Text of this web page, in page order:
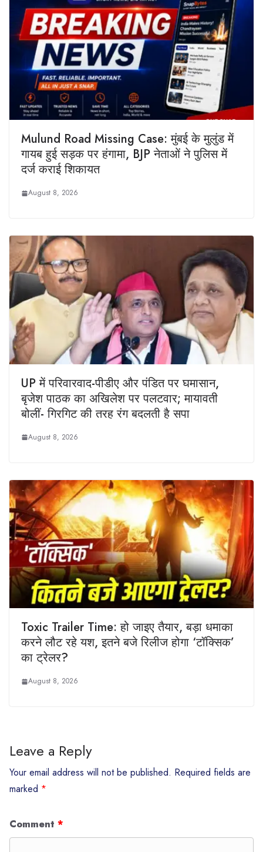
Mulund Road Missing Case: मुंबई के मुलुंड में
गायब हुई सड़क पर हंगामा, BJP नेताओं ने पुलिस में
दर्ज कराई शिकायत
August 8, 2026
UP में परिवारवाद-पीडीए और पंडित पर घमासान,
बृजेश पाठक का अखिलेश पर पलटवार; मायावती
बोलीं- गिरगिट की तरह रंग बदलती है सपा
August 8, 2026
Toxic Trailer Time: हो जाइए तैयार, बड़ा धमाका
करने लौट रहे यश, इतने बजे रिलीज होगा ‘टॉक्सिक’
का ट्रेलर?
August 8, 2026
Leave a Reply
Your email address will not be published. Required fields are
marked *
Comment *